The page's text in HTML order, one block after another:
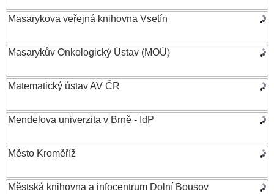
Masarykova veřejná knihovna Vsetín
Masarykův Onkologický Ústav (MOÚ)
Matematický ústav AV ČR
Mendelova univerzita v Brně - IdP
Město Kroměříž
Městská knihovna a infocentrum Dolní Bousov